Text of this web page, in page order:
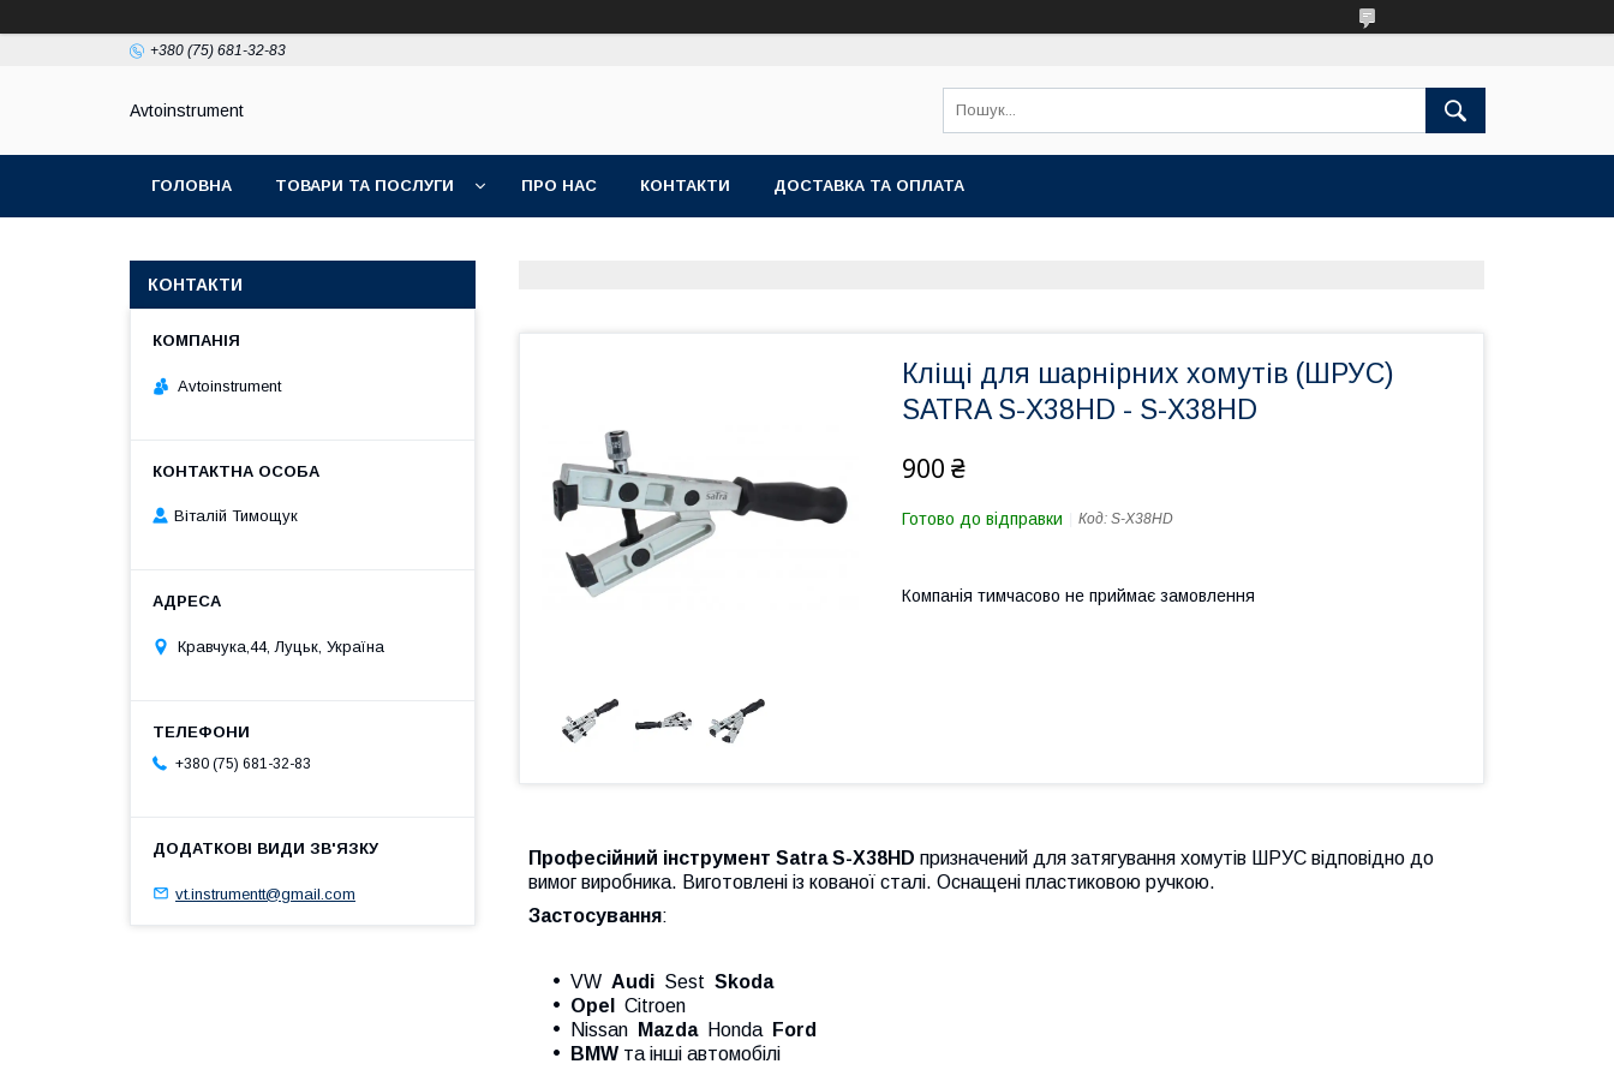
+380 (75) 681-32-83
Avtoinstrument
ГОЛОВНА ТОВАРИ ТА ПОСЛУГИ ПРО НАС КОНТАКТИ ДОСТАВКА ТА ОПЛАТА
Кліщі для шарнірних хомутів (ШРУС)
SATRA S-X38HD - S-X38HD
900 ₴
Готово до відправки Код: S-X38HD
Компанія тимчасово не приймає замовлення
Професійний інструмент Satra S-X38HD призначений для затягування хомутів ШРУС відповідно до
вимог виробника. Виготовлені із кованої сталі. Оснащені пластиковою ручкою.
Застосування:
VW Audi Sest Skoda
Opel Citroen
Nissan
Mazda Honda
Ford
BMW та інші автомобілі
КОНТАКТИ
Avtoinstrument
Віталій Тимощук
Кравчука,44, Луцьк, Україна
+380 (75) 681-32-83
vt.instrumentt@gmail.com